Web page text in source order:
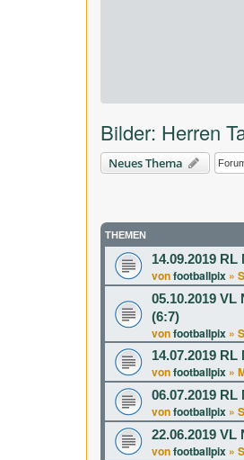
Bilder: Herren
Neues Thema
THEMEN
14.09.2019
vonfootballpix »
05.10.2019
(6:7)
vonfootballpix »
14.07.2019
vonfootballpix »
06.07.2019
vonfootballpix »
22.06.2019
vonfootballpix »